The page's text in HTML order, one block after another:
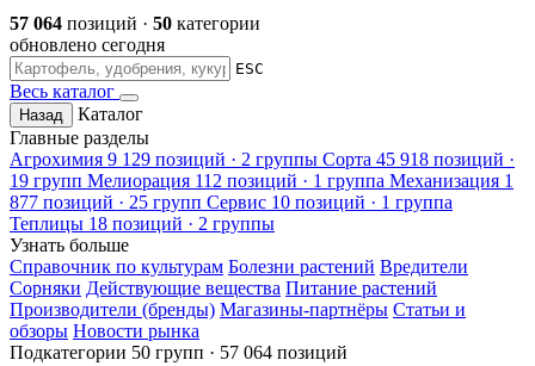
57 064 позиций · 50 категории
обновлено сегодня
ESC
Весь каталог
Назад
Каталог
Главные разделы
Агрохимия 9 129 позиций · 2 группы Сорта 45 918 позиций ·
19 групп Мелиорация 112 позиций · 1 группа Механизация 1
877 позиций · 25 групп Сервис 10 позиций · 1 группа
Теплицы 18 позиций · 2 группы
Узнать больше
Справочник по культурам Болезни растений Вредители
Сорняки Действующие вещества Питание растений
Производители (бренды) Магазины-партнёры Статьи и
обзоры Новости рынка
Подкатегории 50 групп · 57 064 позиций